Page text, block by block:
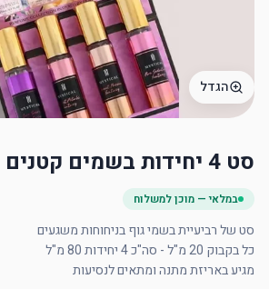
הגדל
סט 4 יחידות בשמים קטנים
במלאי — מוכן למשלוח
מגיע באריזת מתנה ומתאים לנסיעות